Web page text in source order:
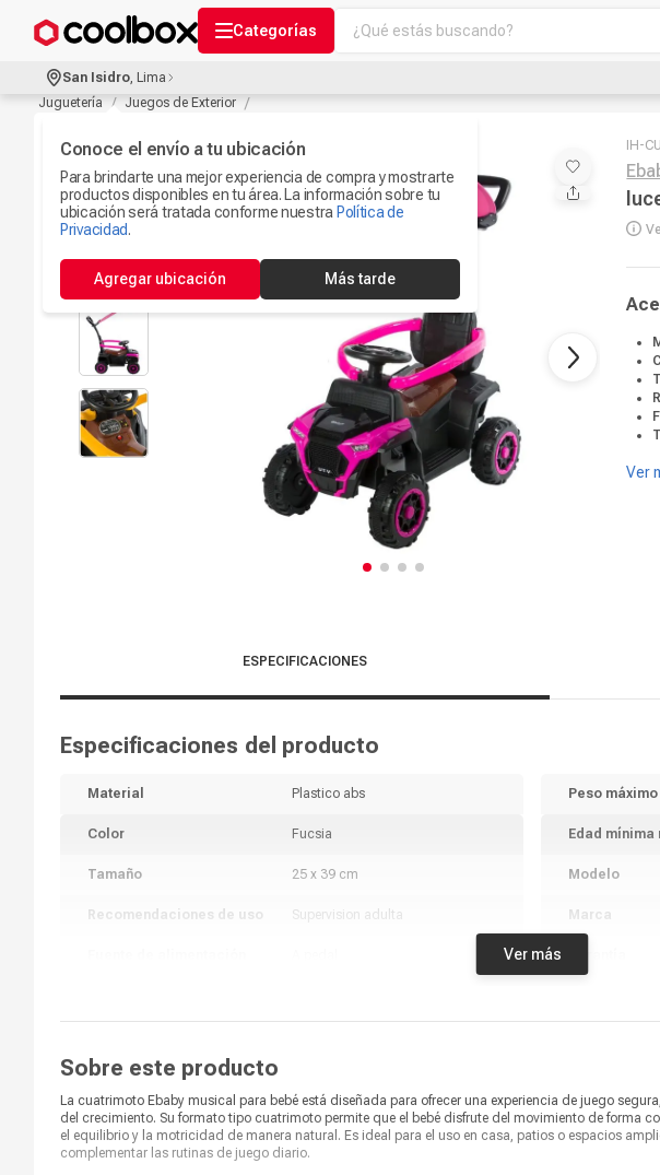
Categorías
¿Qué estás buscando?
3.
Ipad
Iphone 17
Camaras Seguridad
7.
Microfono
8.
Parlantes Bluetooth
9 .
Accesorios Computo
10.
Smartwach
San Isidro, Lima
Conoce el envío a tu ubicación
Para brindarte una mejor experiencia de compra y mostrarte
productos disponibles en tu área. La información sobre tu
ubicación será tratada conforme nuestra Política de
Privacidad.
Agregar ubicación Más tarde
Juguetería
Juegos de Exterior
IH-
Ver
ESPECIFICACIONES
Especificaciones del producto
Material Plastico abs
Color Fucsia
Tamaño 25 x 39 cm
Recomendaciones de uso Supervision adulta
Peso máximo
Edad
Modelo
Marca
Ver más
Sobre este producto
La cuatrimoto Ebaby musical para bebé está diseñada para ofrecer una experiencia de juego
del crecimiento. Su formato tipo cuatrimoto permite que el bebé disfrute del movimiento de forma
el equilibrio y la motricidad de manera natural. Es ideal para el uso en casa, patios o espacios
complementar las rutinas de juego diario.